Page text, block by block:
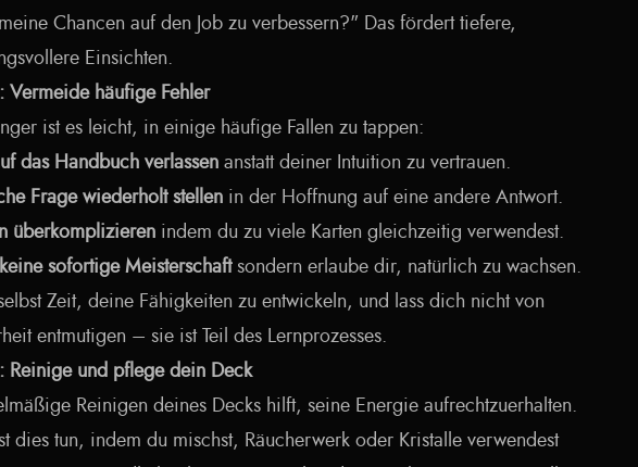
Chancen auf den Job zu verbessern?" Das fördert tiefere,
Einsichten.
Vermeide häufige Fehler
ist es leicht, in einige häufige Fallen zu tappen:
das Handbuch verlassen anstatt deiner Intuition zu vertrauen.
Frage wiederholt stellen in der Hoffnung auf eine andere Antwort.
überkomplizieren indem du zu viele Karten gleichzeitig verwendest.
sofortige Meisterschaftsondern erlaube dir, natürlich zu wachsen.
Zeit, deine Fähigkeiten zu entwickeln, und lass dich nicht von
entmutigen – sie ist Teil des Lernprozesses.
Reinige und pflege dein Deck
Reinigen deines Decks hilft, seine Energie aufrechtzuerhalten.
dies tun, indem du mischst, Räucherwerk oder Kristalle verwendest